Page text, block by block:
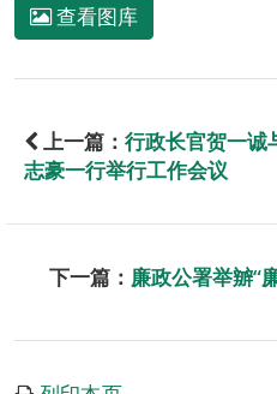
查看图库
上一篇： 行政长官贺一诚
志豪一行举行工作会议
下一篇： 廉政公署举辧“